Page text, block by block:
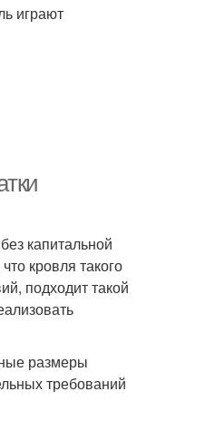
играют
капитальной
кровля такого
подходит такой
размеры
требований